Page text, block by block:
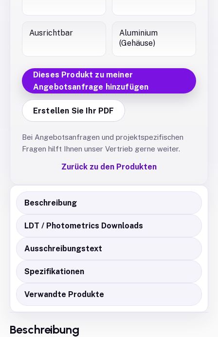
Ausrichtbar
Aluminium
(Gehäuse)
Dieses Produkt zu meiner
Angebotsanfrage hinzufügen
Erstellen Sie Ihr PDF
Bei Angebotsanfragen und projektspezifischen
Fragen hilft Ihnen unser Vertrieb gerne weiter.
Zurück zu den Produkten
Beschreibung
LDT / Photometrics Downloads
Ausschreibungstext
Spezifikationen
Verwandte Produkte
Beschreibung